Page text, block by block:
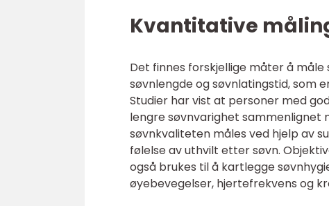
Kvantitative
Det finnes forskjellige måter å
søvnlengde og søvnlatingstid, som
Studier har vist at personer med
lengre søvnvarighet sammenlignet
søvnkvaliteten måles ved hjelp av
følelse av uthvilt etter søvn.
også brukes til å kartlegge
øyebevegelser, hjertefrekvens og